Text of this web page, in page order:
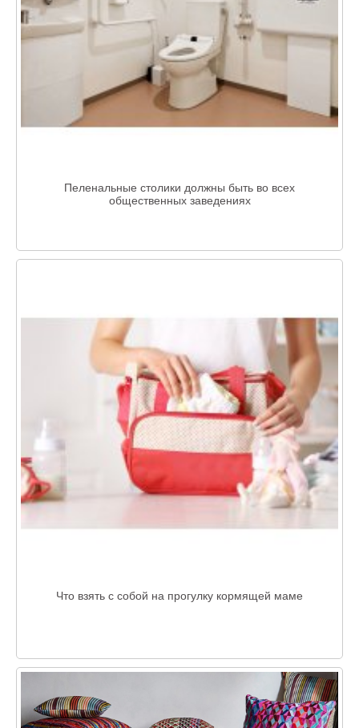
Пеленальные столики должны быть во всех
общественных заведениях
Что взять с собой на прогулку кормящей маме